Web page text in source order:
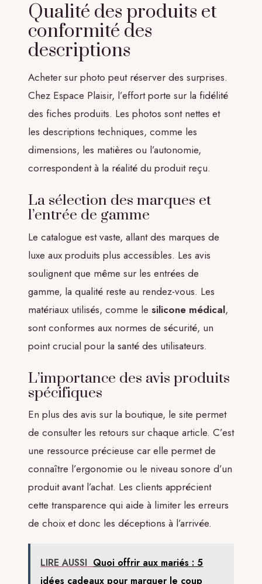
Qualité des produits et
conformité des
descriptions
Acheter sur photo peut réserver des surprises.
Chez Espace Plaisir, l’effort porte sur la fidélité
des fiches produits. Les photos sont nettes et
les descriptions techniques, comme les
dimensions, les matières ou l’autonomie,
correspondent à la réalité du produit reçu.
La sélection des marques et
l’entrée de gamme
Le catalogue est vaste, allant des marques de
luxe aux produits plus accessibles. Les avis
soulignent que même sur les entrées de
gamme, la qualité reste au rendez-vous. Les
matériaux utilisés, comme le silicone médical,
sont conformes aux normes de sécurité, un
point crucial pour la santé des utilisateurs.
L’importance des avis produits
spécifiques
En plus des avis sur la boutique, le site permet
de consulter les retours sur chaque article. C’est
une ressource précieuse car elle permet de
connaître l’ergonomie ou le niveau sonore d’un
produit avant l’achat. Les clients apprécient
cette transparence qui aide à limiter les erreurs
de choix et donc les déceptions à l’arrivée.
LIRE AUSSI Quoi offrir aux mariés : 5
idées cadeaux pour marquer le coup